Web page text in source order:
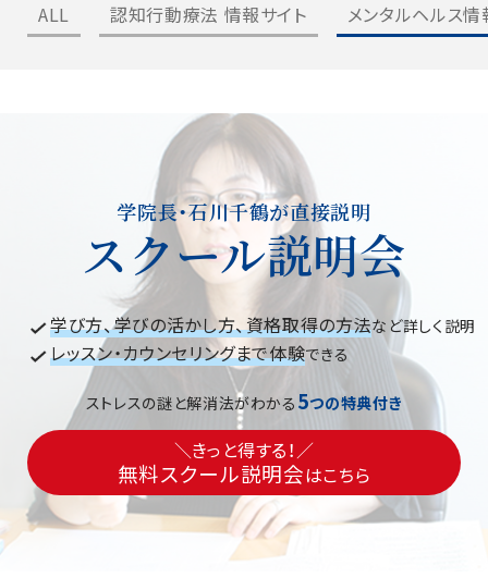
ALL 認知行動療法 情報サイト メンタルヘルス
学院長・石川千鶴が直接説明
スクール説明会
学び方、学びの活かし方、資格取得の方法など詳しく説明
レッスン・カウンセリングまで体験できる
ストレスの謎と解消法がわかる 5つの特典付き
＼きっと得する！／
無料スクール説明会はこちら